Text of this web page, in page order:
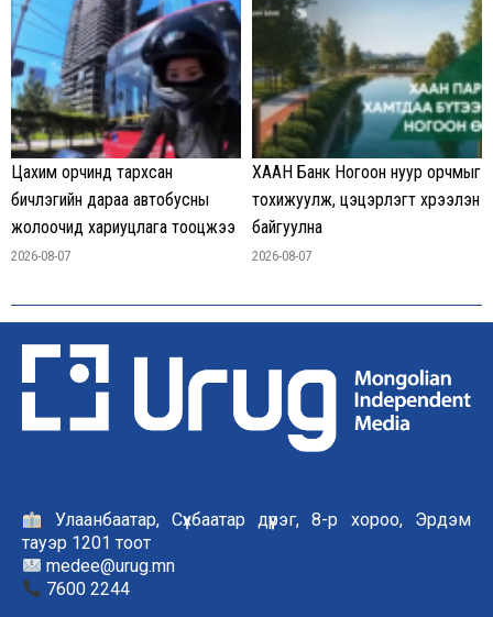
Цахим орчинд тархсан
бичлэгийн дараа автобусны
жолоочид хариуцлага тооцжээ
2026-08-07
ХААН Банк Ногоон нуур орчмыг
тохижуулж, цэцэрлэгт хүрээлэн
байгуулна
2026-08-07
Улаанбаатар, Сүхбаатар дүүрэг, 8-р хороо, Эрдэм
тауэр 1201 тоот
medee@urug.mn
7600 2244